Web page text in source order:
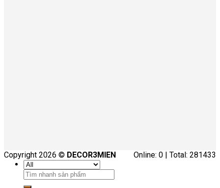
Online: 0 | Total: 281433
Copyright 2026 © DECOR3MIEN
Tìm
kiếm: